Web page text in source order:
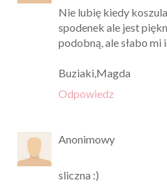
Nie lubię kiedy
spodenek ale jest
podobną, ale słabo mi
Buziaki,Magda
Odpowiedz
Anonimowy
sliczna :)